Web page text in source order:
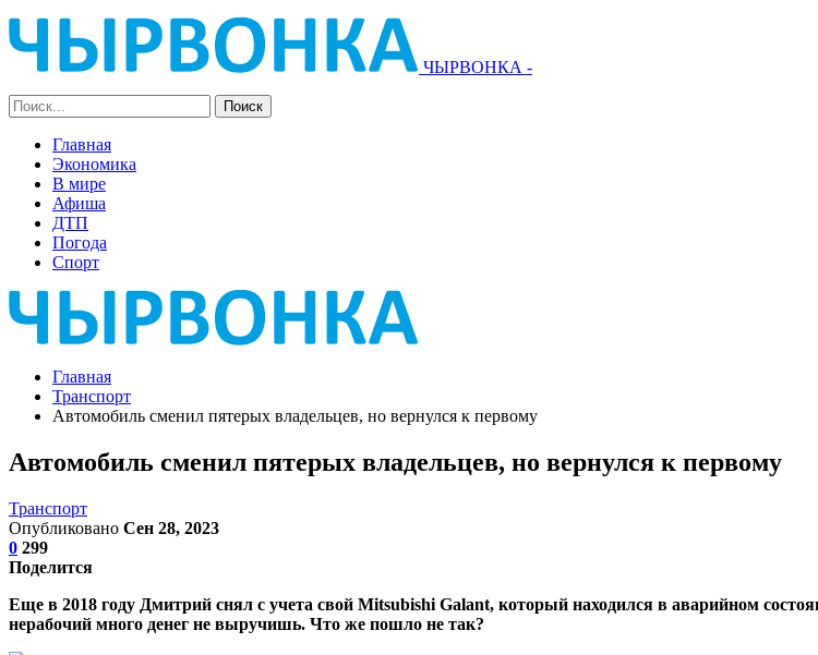
ЧЫРВОНКА -
Главная
Экономика
В мире
Афиша
ДТП
Погода
Спорт
Главная
Транспорт
Автомобиль сменил пятерых владельцев, но вернулся к первому
Автомобиль сменил пятерых владельцев, но вернулся к первому
Транспорт
Опубликовано Сен 28, 2023
0 299
Поделится
Еще в 2018 году Дмитрий снял с учета свой Mitsubishi Galant, который находился в аварийном
нерабочий много денег не выручишь. Что же пошло не так?